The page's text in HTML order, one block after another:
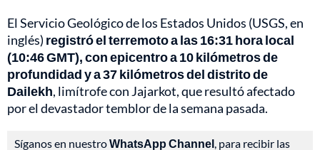
El Servicio Geológico de los Estados Unidos (USGS, en
inglés) registró el terremoto a las 16:31 hora local
(10:46 GMT), con epicentro a 10 kilómetros de
profundidad y a 37 kilómetros del distrito de
Dailekh, limítrofe con Jajarkot, que resultó afectado
por el devastador temblor de la semana pasada.
Síganos en nuestroWhatsApp Channel , para recibir las